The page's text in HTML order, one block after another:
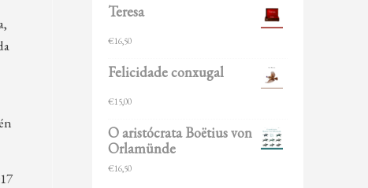
Teresa
€16,50
Felicidade conxugal
€15,00
O aristócrata Boëtius von
Orlamünde
€16,50